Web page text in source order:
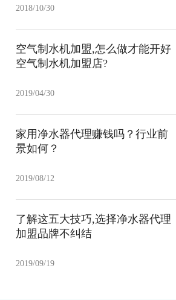
2018/10/30
空气制水机加盟,怎么做才能开好
空气制水机加盟店?
2019/04/30
家用净水器代理赚钱吗？行业前
景如何？
2019/08/12
了解这五大技巧,选择净水器代理
加盟品牌不纠结
2019/09/19